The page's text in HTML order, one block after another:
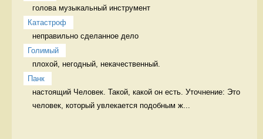
голова музыкальный инструмент
Катастроф
неправильно сделанное дело
Голимый
плохой, негодный, некачественный.
Панк
настоящий Человек. Такой, какой он есть. Уточнение: Это
человек, который увлекается подобным ж...